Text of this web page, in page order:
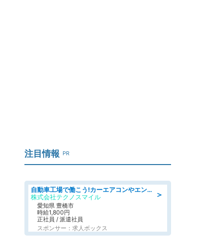
注目情報 PR
＞
自動車工場で働こう!カーエアコンやエンジンの製造・加工業務/寮完備 denso aichi
株式会社テクノスマイル
愛知県 豊橋市
時給1,800円
正社員 / 派遣社員
スポンサー：求人ボックス